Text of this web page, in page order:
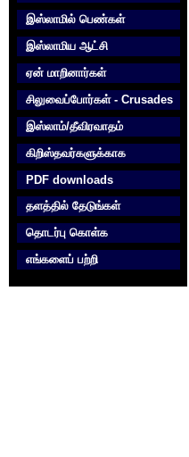
இஸ்லாமில் பெண்கள்
இஸ்லாமிய ஆட்சி
ஏன் மாறினார்கள்
சிலுவைப்போர்கள் - Crusades
இஸ்லாம்/தீவிரவாதம்
கிறிஸ்தவர்களுக்காக‌
PDF downloads
தளத்தில் தேடுங்கள்
தொடர்பு கொள்க‌
எங்களைப் பற்றி